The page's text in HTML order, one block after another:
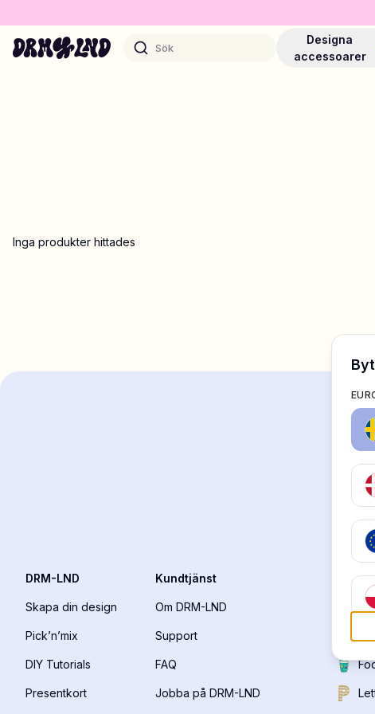
Sök
Designa
accessoarer
Kundtjänst
Mer
Inga produkter hittades
DRM-LND
Skapa din design
Pick’n’mix
DIY Tutorials
Presentkort
Kundtjänst
Om DRM-LND
Support
FAQ
Jobba på DRM-LND